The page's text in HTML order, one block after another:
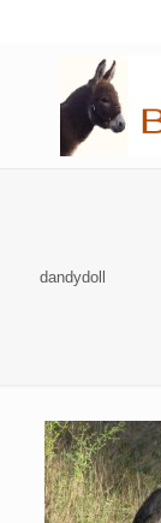
dandydoll